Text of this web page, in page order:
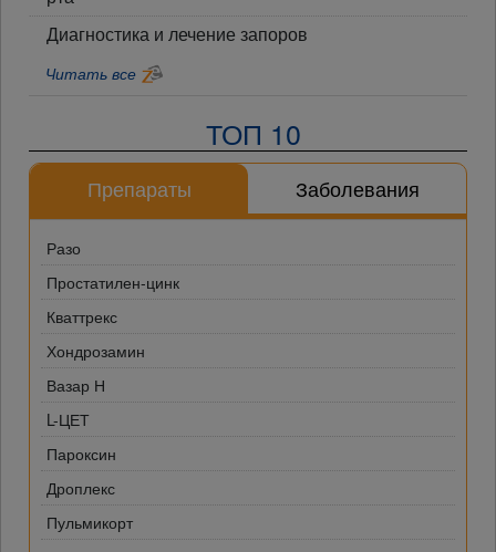
Диагностика и лечение запоров
Читать все
ТОП 10
Препараты Заболевания
Разо
Простатилен-цинк
Кваттрекс
Хондрозамин
Вазар Н
L-ЦЕТ
Пароксин
Дроплекс
Пульмикорт